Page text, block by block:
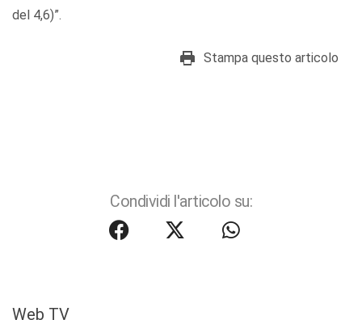
del 4,6)”.
Stampa questo articolo
Condividi l'articolo su:
Web TV